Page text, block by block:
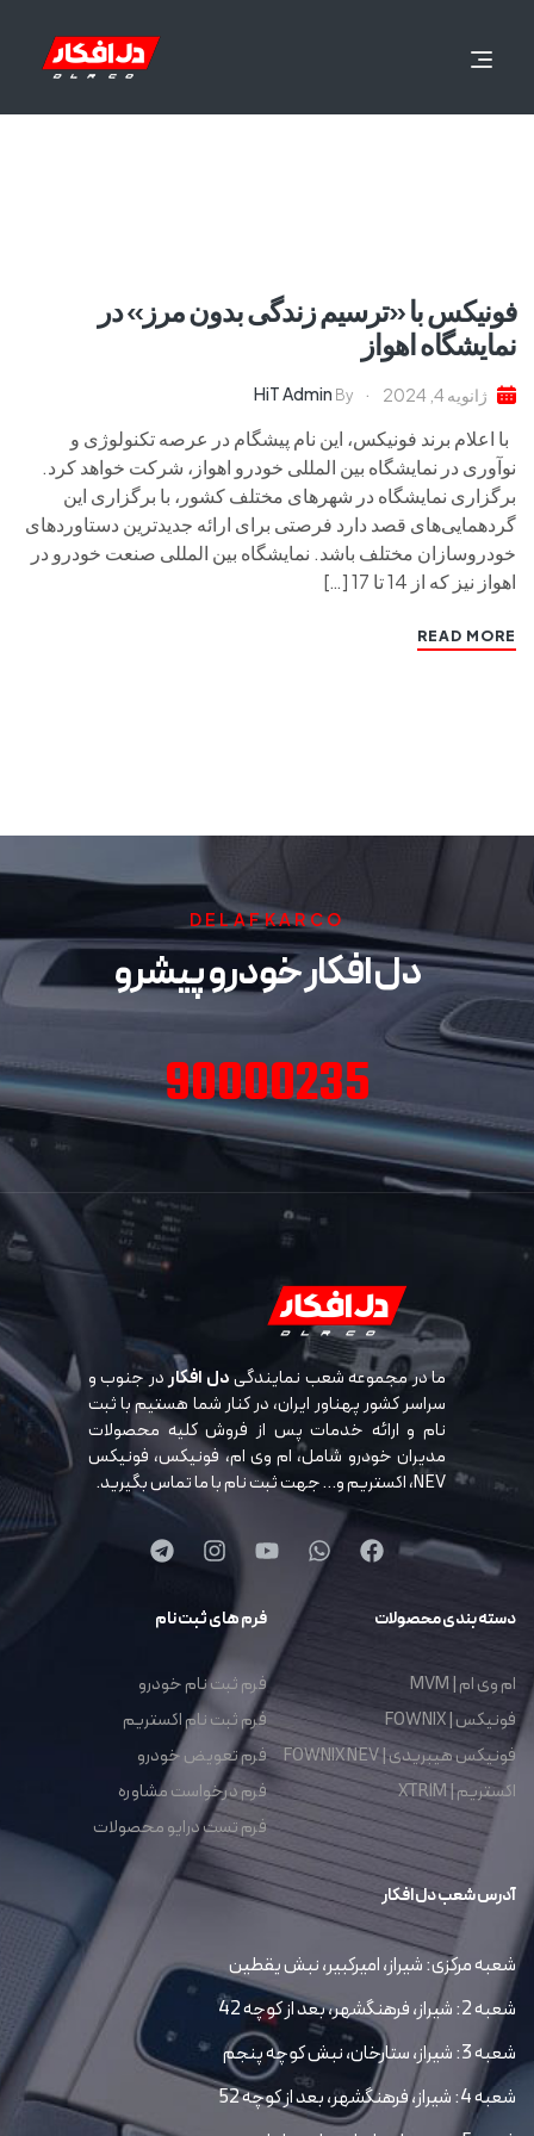
فونیکس با «ترسیم زندگی بدون مرز» در
نمایشگاه اهواز
ژانویه 4, 2024 By
HiT Admin
با اعلام برند فونیکس، این نام پیشگام در عرصه تکنولوژی و
نوآوری در نمایشگاه بین المللی خودرو اهواز، شرکت خواهد کرد.
برگزاری نمایشگاه در شهرهای مختلف کشور، با برگزاری این
گردهمایی‌های قصد دارد فرصتی برای ارائه جدیدترین دستاوردهای
خودروسازان مختلف باشد. نمایشگاه بین المللی صنعت خودرو در
اهواز نیز که از 14 تا 17 […]
READ MORE
DELAFKARCO
دل افکار خودرو پیشرو
90000235
ما در مجموعه شعب نمایندگیدل افکاردر جنوب و
سراسر کشور پهناور ایران، در کنار شما هستیم با ثبت
نام و ارائه خدمات پس از فروش کلیه محصولات
مدیران خودرو شامل، ام وی ام، فونیکس، فونیکس
NEV، اکستریم و… جهت ثبت نام با ما تماس بگیرید.
دسته بندی محصولات
ام وی ام | MVM
فونیکس | FOWNIX
فونیکس هیبریدی | FOWNIX NEV
اکستریم | XTRIM
فرم های ثبت نام
فرم ثبت نام خودرو
فرم ثبت نام اکستریم
فرم تعویض خودرو
فرم درخواست مشاوره
فرم تست درایو محصولات
آدرس شعب دل افکار
شعبه مرکزی: شیراز، امیرکبیر، نبش یقطین
شعبه 2: شیراز، فرهنگشهر، بعد از کوچه 42
شعبه 3: شیراز، ستارخان، نبش کوچه پنجم
شعبه 4: شیراز، فرهنگشهر، بعد از کوچه 52